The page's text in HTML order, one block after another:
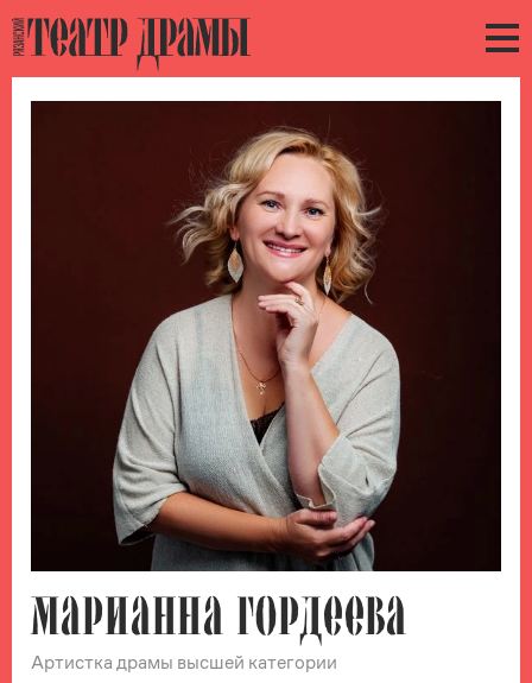
МАРИАННА ГОРДЕЕВА
Артистка драмы высшей категории